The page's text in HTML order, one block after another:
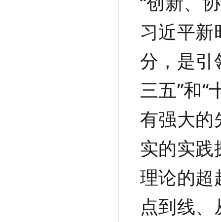
习近平
分，是引
三五”和
有强大的
实的实
理论的超
点到线